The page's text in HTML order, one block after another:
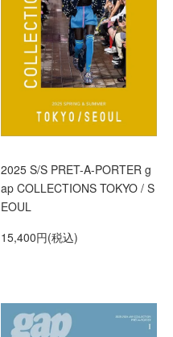
2025 S/S PRET-A-PORTER g
ap COLLECTIONS TOKYO / S
EOUL
15,400円(税込)